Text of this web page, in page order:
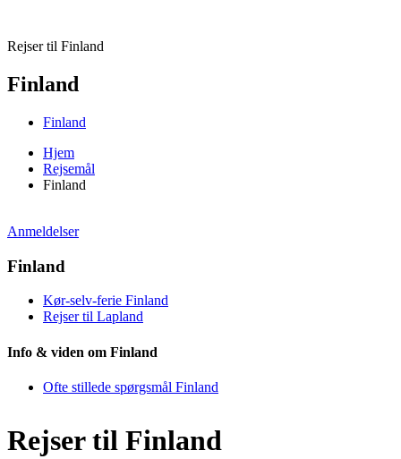
Rejser til Finland
Finland
Finland
Hjem
Rejsemål
Finland
Anmeldelser
Finland
Kør-selv-ferie Finland
Rejser til Lapland
Info & viden om Finland
Ofte stillede spørgsmål Finland
Rejser til Finland